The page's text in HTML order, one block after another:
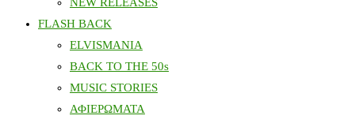
FLASH BACK
ELVISMANIA
BACK TO THE 50s
MUSIC STORIES
ΑΦΙΕΡΩΜΑΤΑ